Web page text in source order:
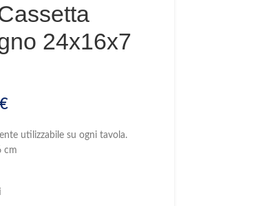
24x16x7
€
utilizzabile su ogni tavola.
cm